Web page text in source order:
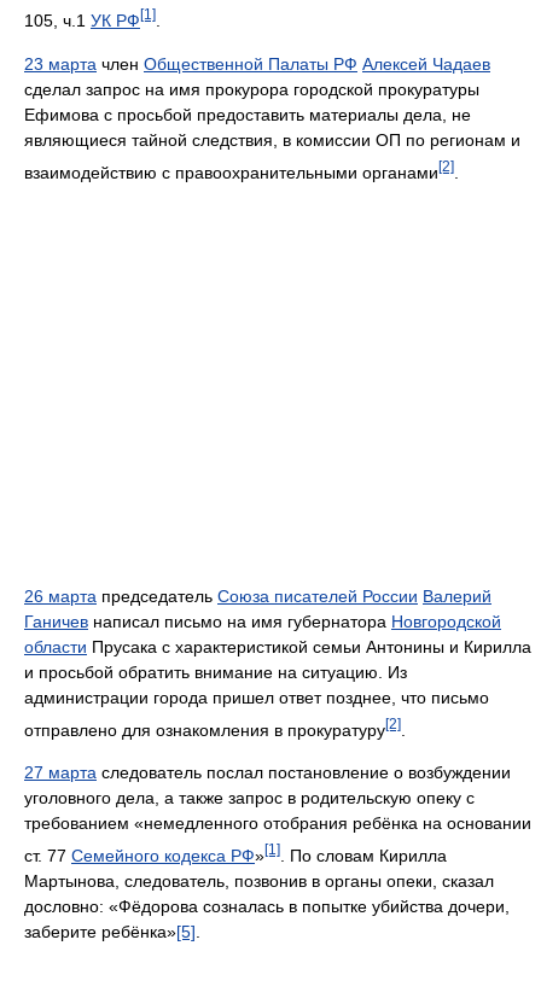
105, ч.1 УК РФ [1]
23 марта член Общественной Палаты РФ Алексей Чадаев
сделал запрос на имя прокурора городской прокуратуры
Ефимова с просьбой предоставить материалы дела, не
являющиеся тайной следствия, в комиссии ОП по регионам и
взаимодействию с правоохранительными органами[2]
26 марта председатель Союза писателей России Валерий
Ганичев написал письмо на имя губернатора Новгородской
области Прусака с характеристикой семьи Антонины и Кирилла
и просьбой обратить внимание на ситуацию. Из
администрации города пришел ответ позднее, что письмо
отправлено для ознакомления в прокуратуру[2]
27 марта следователь послал постановление о возбуждении
уголовного дела, а также запрос в родительскую опеку с
требованием «немедленного отобрания ребёнка на основании
ст. 77 Семейного кодекса РФ»[1]
. По словам Кирилла
Мартынова, следователь, позвонив в органы опеки, сказал
дословно: «Фёдорова созналась в попытке убийства дочери,
заберите ребёнка»[5]